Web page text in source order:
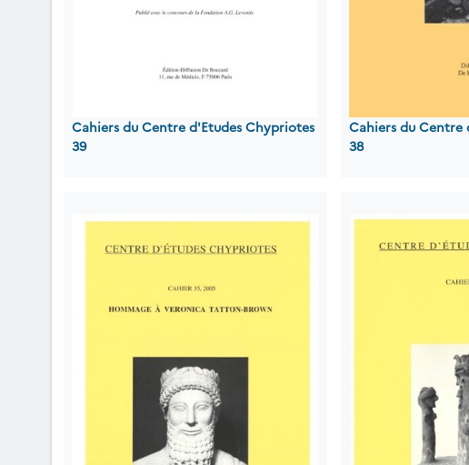
Cahiers du Centre d'Etudes Chypriotes
39
Cahiers du Centre
38